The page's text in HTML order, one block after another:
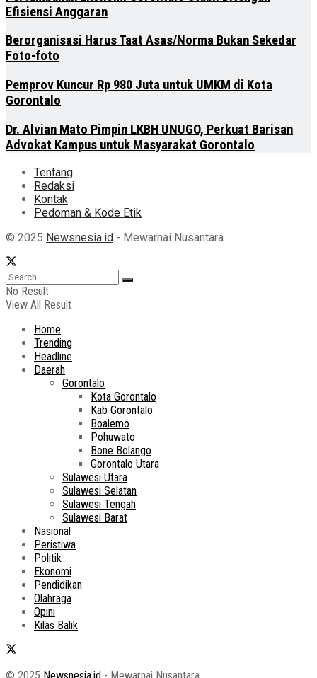
Efisiensi Anggaran
Berorganisasi Harus Taat Asas/Norma Bukan Sekedar
Foto-foto
Pemprov Kuncur Rp 980 Juta untuk UMKM di Kota
Gorontalo
Dr. Alvian Mato Pimpin LKBH UNUGO, Perkuat Barisan
Advokat Kampus untuk Masyarakat Gorontalo
Tentang
Redaksi
Kontak
Pedoman & Kode Etik
© 2025 Newsnesia.id - Mewarnai Nusantara.
No Result
View All Result
Home
Trending
Headline
Daerah
Gorontalo
Kota Gorontalo
Kab Gorontalo
Boalemo
Pohuwato
Bone Bolango
Gorontalo Utara
Sulawesi Utara
Sulawesi Selatan
Sulawesi Tengah
Sulawesi Barat
Nasional
Peristiwa
Politik
Ekonomi
Pendidikan
Olahraga
Opini
Kilas Balik